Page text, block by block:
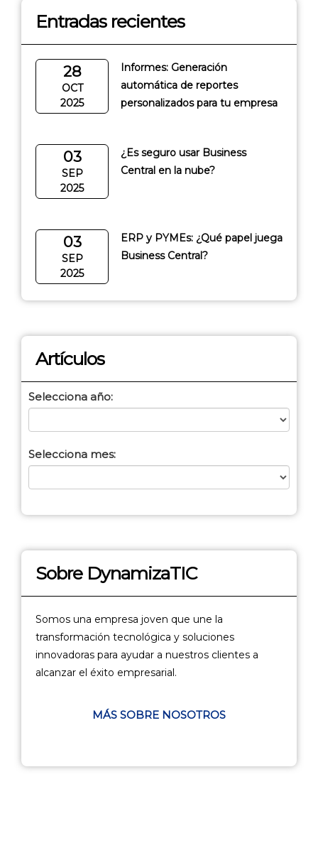
Entradas recientes
28
OCT
2025
Informes: Generación
automática de reportes
personalizados para tu empresa
03
SEP
2025
¿Es seguro usar Business
Central en la nube?
03
SEP
2025
ERP y PYMEs: ¿Qué papel juega
Business Central?
Artículos
Selecciona año:
Selecciona mes:
Sobre DynamizaTIC
Somos una empresa joven que une la
transformación tecnológica y soluciones
innovadoras para ayudar a nuestros clientes a
alcanzar el éxito empresarial.
MÁS SOBRE NOSOTROS